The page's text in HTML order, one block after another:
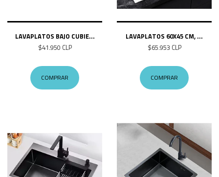
LAVAPLATOS BAJO CUBIE...
$41.950 CLP
COMPRAR
LAVAPLATOS 60X45 CM, ...
$65.953 CLP
COMPRAR